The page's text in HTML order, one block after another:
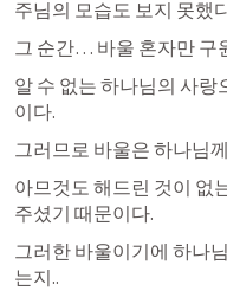
주님의 모습도 보지 못했
그 순간… 바울 혼자만 구
알 수 없는 하나님의 사랑
이다.
그러므로 바울은 하나님
아므것도 해드린 것이 없
주셨기 때문이다.
그러한 바울이기에 하나
는지..